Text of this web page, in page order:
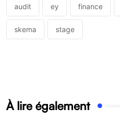
audit ey finance
skema stage
À lire également